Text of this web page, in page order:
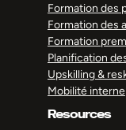
Formation des
Formation des
Formation
Planification
Upskilling &
Mobilité interne
Resources